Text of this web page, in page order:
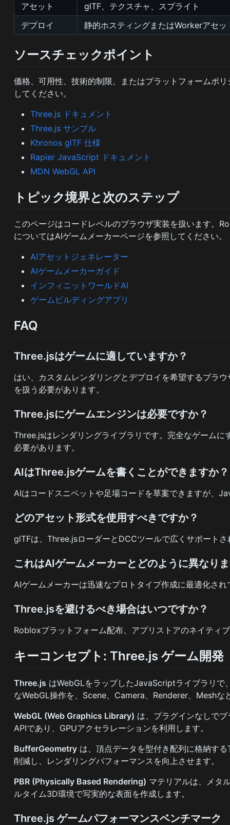
アセット
glTF、テクスチャ、スプライト
デプロイ
静的ホスティングまたはWorkerアセッ
ソースチェックポイント
価格、可用性、技術的制限、またはプラットフォームポ
してください。
Three.js ドキュメント
Three.js サンプル
Khronos glTF 仕様
Rapier JavaScript ドキュメント
MDN WebGL API
トピック境界と次のステップ
このページはコードレベルのブラウザ実装を扱います。
についてはAIゲームメーカーページを参照してください。
AIアセットジェネレーター
AIゲームメーカーガイド
インフィニットワールドAI
ゲームビルディングアプリ
FAQ
Three.jsはゲームに適していますか？
はい、カスタムレンダリングとデプロイを希望するブラ
を扱う必要があります。
Three.jsにゲームエンジンは必要ですか？
Three.jsはレンダリングライブラリです。完全なゲーム
必要があります。
AIはThree.jsゲームを書くことができますか？
AIはコードスニペットや足場コードを草案できますが、
どのアセット形式を使用すべきですか？
glTFは、Three.jsローダーとDCCツールで広くサポート
これはAIゲームメーカーとどのように異なり
AIゲームメーカーは迅速なプロトタイプ作成に最適化さ
Three.jsを避けるべき場合はいつですか？
Robloxプラットフォーム配布、アプリストアのネイティ
キーコンセプト: Three.js ゲーム開発
Three.js はWebGLをラップしたJavaScriptライブラリで
なWebGL操作を、Scene、Camera、Renderer、Meshな
WebGL (Web Graphics Library) は、プラグインなしで
APIであり、GPUアクセラレーションを利用します。
BufferGeometry は、頂点データを型付き配列に格納す
削減し、レンダリングパフォーマンスを向上させます。
PBR (Physically Based Rendering) マテリアルは、メタ
ルタイム3D環境で写実的な表面を作成します。
Three.js ゲームパフォーマンスベンチマーク